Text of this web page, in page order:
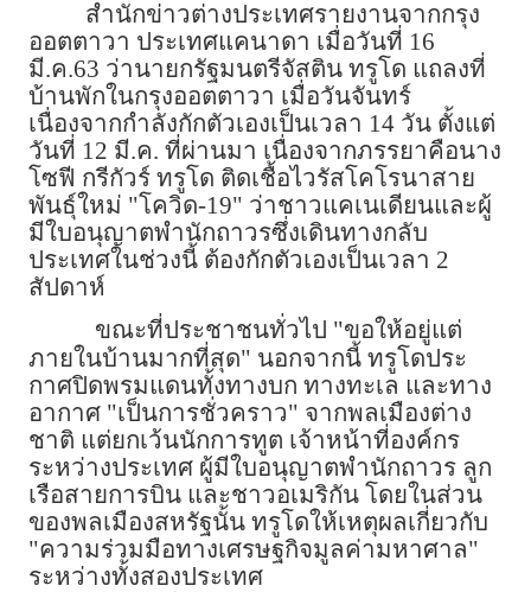
สำนักข่าวต่างประเทศรายงานจากกรุง
ออตตาวา ประเทศแคนาดา เมื่อวันที่ 16
มี.ค.63 ว่านายกรัฐมนตรีจัสติน ทรูโด แถลงที่
บ้านพักในกรุงออตตาวา เมื่อวันจันทร์
เนื่องจากกำลังกักตัวเองเป็นเวลา 14 วัน ตั้งแต่
วันที่ 12 มี.ค. ที่ผ่านมา เนื่องจากภรรยาคือนาง
โซฟี กรีกัวร์ ทรูโด ติดเชื้อไวรัสโคโรนาสาย
พันธุ์ใหม่ "โควิด-19" ว่าชาวแคเนเดียนและผู้
มีใบอนุญาตพำนักถาวรซึ่งเดินทางกลับ
ประเทศในช่วงนี้ ต้องกักตัวเองเป็นเวลา 2
สัปดาห์
ขณะที่ประชาชนทั่วไป "ขอให้อยู่แต่
ภายในบ้านมากที่สุด" นอกจากนี้ ทรูโดประ
กาศปิดพรมแดนทั้งทางบก ทางทะเล และทาง
อากาศ "เป็นการชั่วคราว" จากพลเมืองต่าง
ชาติ แต่ยกเว้นนักการทูต เจ้าหน้าที่องค์กร
ระหว่างประเทศ ผู้มีใบอนุญาตพำนักถาวร ลูก
เรือสายการบิน และชาวอเมริกัน โดยในส่วน
ของพลเมืองสหรัฐนั้น ทรูโดให้เหตุผลเกี่ยวกับ
"ความร่วมมือทางเศรษฐกิจมูลค่ามหาศาล"
ระหว่างทั้งสองประเทศ